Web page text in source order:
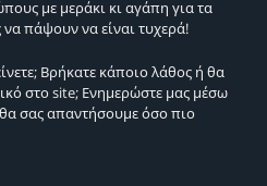
με μεράκι κι αγάπη για τα
πάψουν να είναι τυχερά!
Βρήκατε κάποιο λάθος ή θα
στο site; Ενημερώστε μας μέσω
σας απαντήσουμε όσο πιο